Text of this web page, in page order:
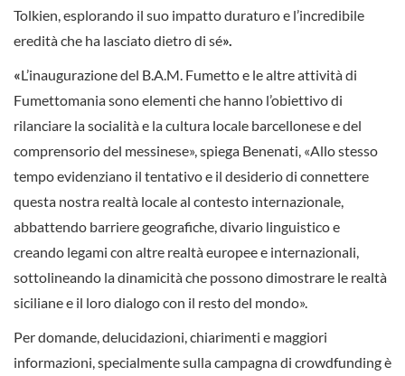
Tolkien, esplorando il suo impatto duraturo e l’incredibile
eredità che ha lasciato dietro di sé».
«L’inaugurazione del B.A.M. Fumetto e le altre attività di
Fumettomania sono elementi che hanno l’obiettivo di
rilanciare la socialità e la cultura locale barcellonese e del
comprensorio del messinese», spiega Benenati, «Allo stesso
tempo evidenziano il tentativo e il desiderio di connettere
questa nostra realtà locale al contesto internazionale,
abbattendo barriere geografiche, divario linguistico e
creando legami con altre realtà europee e internazionali,
sottolineando la dinamicità che possono dimostrare le realtà
siciliane e il loro dialogo con il resto del mondo».
Per domande, delucidazioni, chiarimenti e maggiori
informazioni, specialmente sulla campagna di crowdfunding è